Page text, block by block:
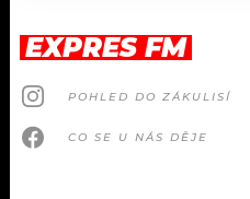
EXPRES FM
POHLED DO ZÁKULISÍ
CO SE U NÁS DĚJE